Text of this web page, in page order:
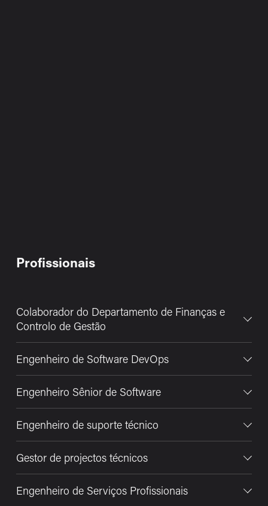
Profissionais
Colaborador do Departamento de Finanças e
Controlo de Gestão
Engenheiro de Software DevOps
Engenheiro Sênior de Software
Engenheiro de suporte técnico
Gestor de projectos técnicos
Engenheiro de Serviços Profissionais